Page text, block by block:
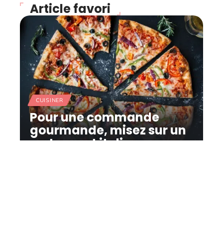
Article favori
CUISINER
Pour une commande
gourmande, misez sur un
restaurant italien